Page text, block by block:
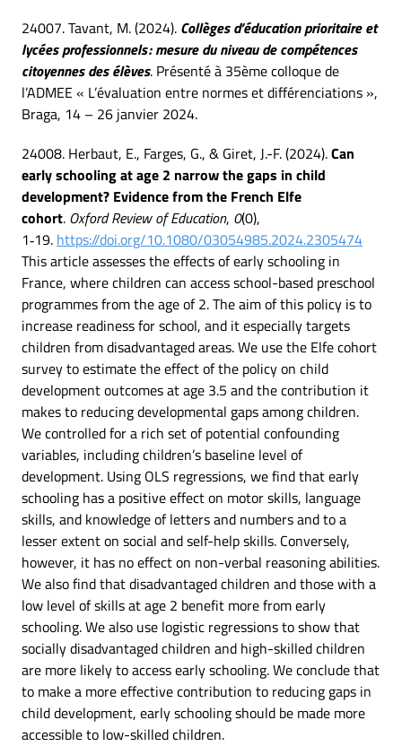
24007. Tavant, M. (2024). Collèges d’éducation prioritaire et
lycées professionnels : mesure du niveau de compétences
citoyennes des élèves. Présenté à 35ème colloque de
l’ADMEE « L’évaluation entre normes et différenciations »,
Braga, 14 – 26 janvier 2024.
24008. Herbaut, E., Farges, G., & Giret, J.-F. (2024).Can
early schooling at age 2 narrow the gaps in child
development? Evidence from the French Elfe
cohort. Oxford Review of Education, 0(0),
1‑19. https://doi.org/10.1080/03054985.2024.2305474
This article assesses the effects of early schooling in
France, where children can access school-based preschool
programmes from the age of 2. The aim of this policy is to
increase readiness for school, and it especially targets
children from disadvantaged areas. We use the Elfe cohort
survey to estimate the effect of the policy on child
development outcomes at age 3.5 and the contribution it
makes to reducing developmental gaps among children.
We controlled for a rich set of potential confounding
variables, including children’s baseline level of
development. Using OLS regressions, we find that early
schooling has a positive effect on motor skills, language
skills, and knowledge of letters and numbers and to a
lesser extent on social and self-help skills. Conversely,
however, it has no effect on non-verbal reasoning abilities.
We also find that disadvantaged children and those with a
low level of skills at age 2 benefit more from early
schooling. We also use logistic regressions to show that
socially disadvantaged children and high-skilled children
are more likely to access early schooling. We conclude that
to make a more effective contribution to reducing gaps in
child development, early schooling should be made more
accessible to low-skilled children.